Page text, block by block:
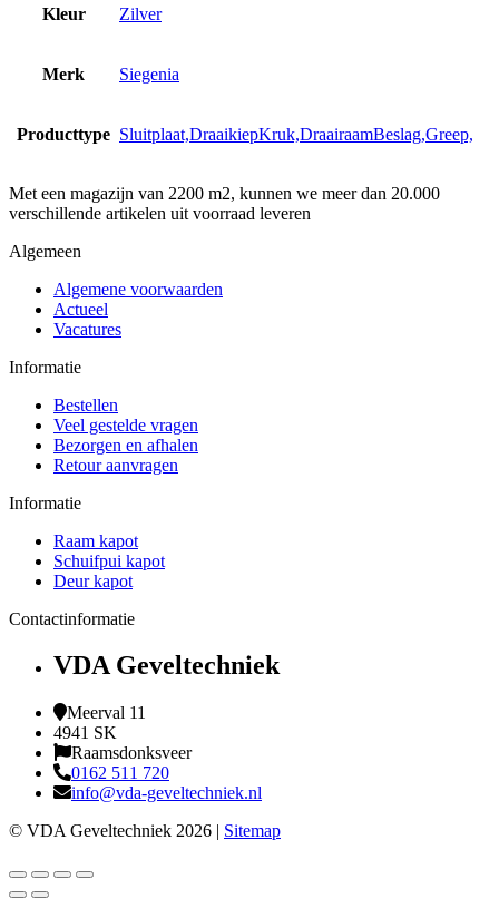
Kleur Zilver
Merk Siegenia
Producttype Sluitplaat,DraaikiepKruk,DraairaamBeslag,Greep,
Met een magazijn van 2200 m2, kunnen we meer dan 20.000
verschillende artikelen uit voorraad leveren
Algemeen
Algemene voorwaarden
Actueel
Vacatures
Informatie
Bestellen
Veel gestelde vragen
Bezorgen en afhalen
Retour aanvragen
Informatie
Raam kapot
Schuifpui kapot
Deur kapot
Contactinformatie
VDA Geveltechniek
Meerval 11
4941 SK
Raamsdonksveer
0162 511 720
info@vda-geveltechniek.nl
© VDA Geveltechniek 2026 | Sitemap